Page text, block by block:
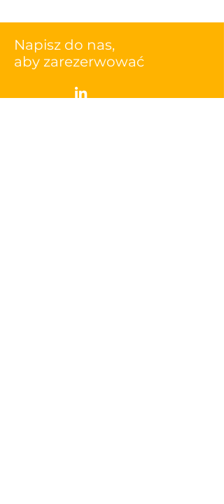
Napisz do nas,
aby zarezerwować